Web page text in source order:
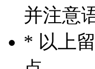
并注意
* 以上